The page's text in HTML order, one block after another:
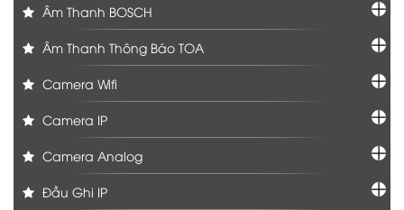
Âm Thanh BOSCH
Âm Thanh Thông Báo TOA
Camera Wifi
Camera IP
Camera Analog
Đầu Ghi IP